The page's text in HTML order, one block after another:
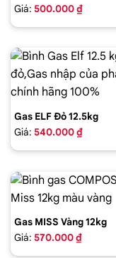
Giá: 500.000 ₫
Gas ELF Đỏ 12.5kg
Giá: 540.000 ₫
Gas MISS Vàng 12kg
Giá: 570.000 ₫